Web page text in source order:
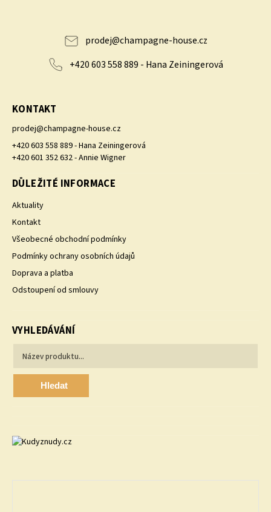
prodej@champagne-house.cz
+420 603 558 889 - Hana Zeiningerová
KONTAKT
prodej@champagne-house.cz
+420 603 558 889 - Hana Zeiningerová
+420 601 352 632 - Annie Wigner
DŮLEŽITÉ INFORMACE
Aktuality
Kontakt
Všeobecné obchodní podmínky
Podmínky ochrany osobních údajů
Doprava a platba
Odstoupení od smlouvy
VYHLEDÁVÁNÍ
Hledat